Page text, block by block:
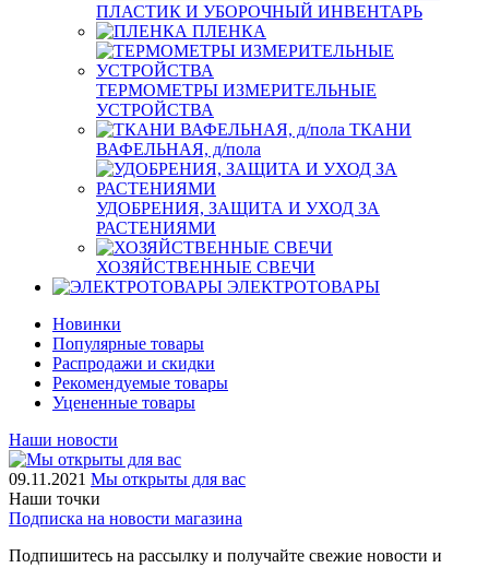
ПЛАСТИК И УБОРОЧНЫЙ ИНВЕНТАРЬ
ПЛЕНКА
ТЕРМОМЕТРЫ ИЗМЕРИТЕЛЬНЫЕ
УСТРОЙСТВА
ТКАНИ
ВАФЕЛЬНАЯ, д/пола
УДОБРЕНИЯ, ЗАЩИТА И УХОД ЗА
РАСТЕНИЯМИ
ХОЗЯЙСТВЕННЫЕ СВЕЧИ
ЭЛЕКТРОТОВАРЫ
Новинки
Популярные товары
Распродажи и скидки
Рекомендуемые товары
Уцененные товары
Наши новости
09.11.2021 Мы открыты для вас
Наши точки
Подписка на новости магазина
Подпишитесь на рассылку и получайте свежие новости и